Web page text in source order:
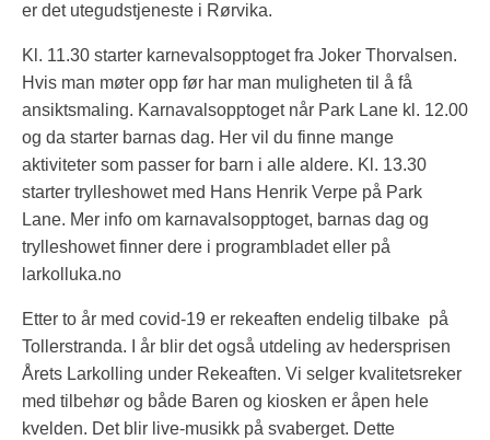
er det utegudstjeneste i Rørvika.
Kl. 11.30 starter karnevalsopptoget fra Joker Thorvalsen.
Hvis man møter opp før har man muligheten til å få
ansiktsmaling. Karnavalsopptoget når Park Lane kl. 12.00
og da starter barnas dag. Her vil du finne mange
aktiviteter som passer for barn i alle aldere. Kl. 13.30
starter trylleshowet med Hans Henrik Verpe på Park
Lane. Mer info om karnavalsopptoget, barnas dag og
trylleshowet finner dere i programbladet eller på
larkolluka.no
Etter to år med covid-19 er rekeaften endelig tilbake på
Tollerstranda. I år blir det også utdeling av hedersprisen
Årets Larkolling under Rekeaften. Vi selger kvalitetsreker
med tilbehør og både Baren og kiosken er åpen hele
kvelden. Det blir live-musikk på svaberget. Dette